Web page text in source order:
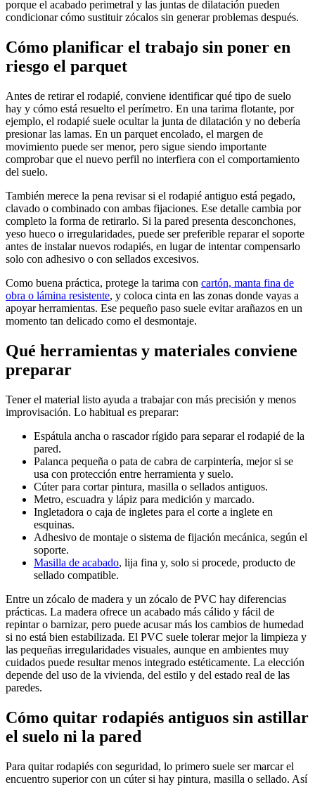
porque el acabado perimetral y las juntas de dilatación pueden
condicionar cómo sustituir zócalos sin generar problemas después.
Cómo planificar el trabajo sin poner en
riesgo el parquet
Antes de retirar el rodapié, conviene identificar qué tipo de suelo
hay y cómo está resuelto el perímetro. En una tarima flotante, por
ejemplo, el rodapié suele ocultar la junta de dilatación y no debería
presionar las lamas. En un parquet encolado, el margen de
movimiento puede ser menor, pero sigue siendo importante
comprobar que el nuevo perfil no interfiera con el comportamiento
del suelo.
También merece la pena revisar si el rodapié antiguo está pegado,
clavado o combinado con ambas fijaciones. Ese detalle cambia por
completo la forma de retirarlo. Si la pared presenta desconchones,
yeso hueco o irregularidades, puede ser preferible reparar el soporte
antes de instalar nuevos rodapiés, en lugar de intentar compensarlo
solo con adhesivo o con sellados excesivos.
Como buena práctica, protege la tarima con cartón, manta fina de
obra o lámina resistente, y coloca cinta en las zonas donde vayas a
apoyar herramientas. Ese pequeño paso suele evitar arañazos en un
momento tan delicado como el desmontaje.
Qué herramientas y materiales conviene
preparar
Tener el material listo ayuda a trabajar con más precisión y menos
improvisación. Lo habitual es preparar:
Espátula ancha o rascador rígido para separar el rodapié de la
pared.
Palanca pequeña o pata de cabra de carpintería, mejor si se
usa con protección entre herramienta y suelo.
Cúter para cortar pintura, masilla o sellados antiguos.
Metro, escuadra y lápiz para medición y marcado.
Ingletadora o caja de ingletes para el corte a inglete en
esquinas.
Adhesivo de montaje o sistema de fijación mecánica, según el
soporte.
Masilla de acabado, lija fina y, solo si procede, producto de
sellado compatible.
Entre un zócalo de madera y un zócalo de PVC hay diferencias
prácticas. La madera ofrece un acabado más cálido y fácil de
repintar o barnizar, pero puede acusar más los cambios de humedad
si no está bien estabilizada. El PVC suele tolerar mejor la limpieza y
las pequeñas irregularidades visuales, aunque en ambientes muy
cuidados puede resultar menos integrado estéticamente. La elección
depende del uso de la vivienda, del estilo y del estado real de las
paredes.
Cómo quitar rodapiés antiguos sin astillar
el suelo ni la pared
Para quitar rodapiés con seguridad, lo primero suele ser marcar el
encuentro superior con un cúter si hay pintura, masilla o sellado. Así